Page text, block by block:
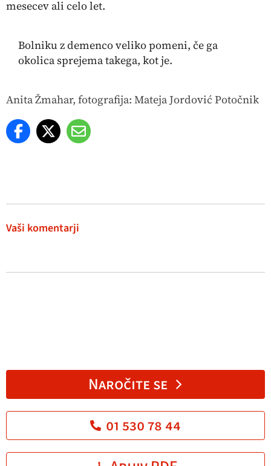
mesecev ali celo let.
Bolniku z demenco veliko pomeni, če ga
okolica sprejema takega, kot je.
Anita Žmahar, fotografija: Mateja Jordović Potočnik
Vaši komentarji
Naročite se
01 530 78 44